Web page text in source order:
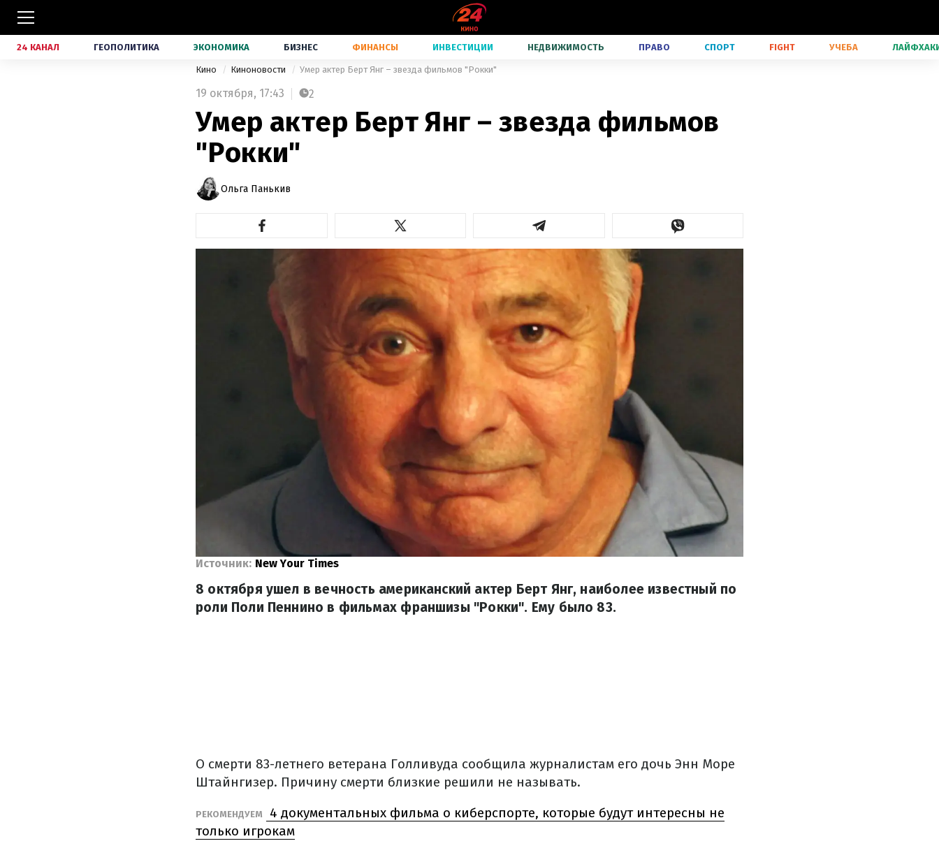
24 КАНАЛ ГЕОПОЛИТИКА ЭКОНОМИКА БИЗНЕС ФИНАНСЫ ИНВЕСТИЦИИ НЕДВИЖИМОСТЬ ПРАВО СПОРТ FIGHT УЧЕБА
Кино Киноновости Умер актер Берт Янг – звезда фильмов "Рокки"
19 октября, 17:43 2
Умер актер Берт Янг – звезда фильмов
"Рокки"
Ольга Панькив
Источник: New Your Times
8 октября ушел в вечность американский актер Берт Янг, наиболее известный по
роли Поли Пеннино в фильмах франшизы "Рокки". Ему было 83.
О смерти 83-летнего ветерана Голливуда сообщила журналистам его дочь Энн Море
Штайнгизер. Причину смерти близкие решили не называть.
РЕКОМЕНДУЕМ
4 документальных фильма о киберспорте, которые будут интересны не
только игрокам